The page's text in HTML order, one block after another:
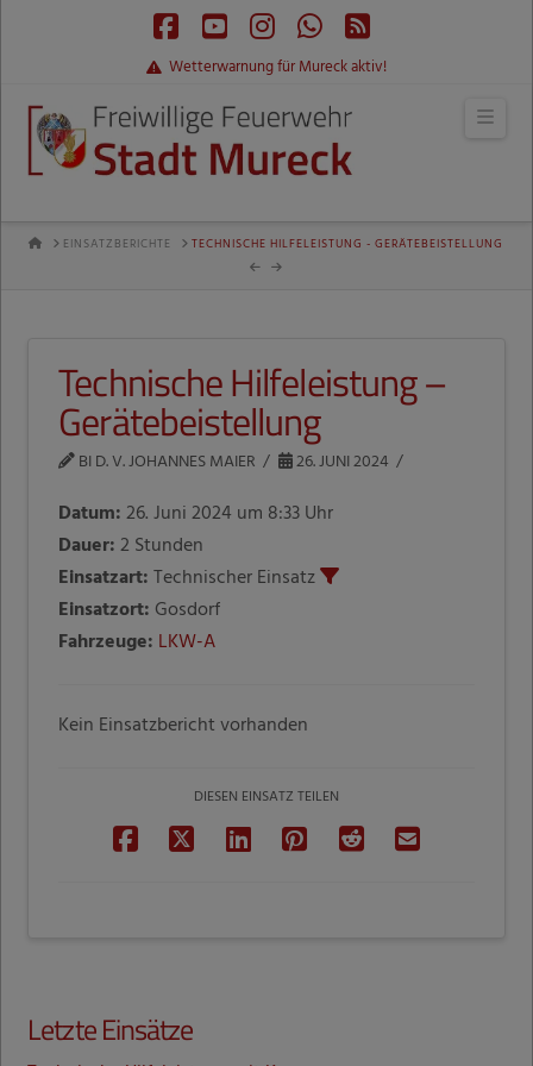
Facebook
YouTube
Instagram
Whatsapp
RSS
Wetterwarnung für Mureck aktiv!
HOMEEINSATZBERICHTE TECHNISCHE HILFELEISTUNG - GERÄTEBEISTELLUNG
Technische Hilfeleistung –
Gerätebeistellung
BI D. V. JOHANNES MAIER 26. JUNI 2024
Datum:26. Juni 2024 um 8:33 Uhr
Dauer:2 Stunden
Einsatzart:Technischer Einsatz
Einsatzort: Gosdorf
Fahrzeuge: LKW-A
Kein Einsatzbericht vorhanden
DIESEN EINSATZ TEILEN
Letzte Einsätze